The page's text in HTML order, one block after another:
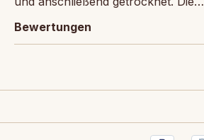
Bewertungen